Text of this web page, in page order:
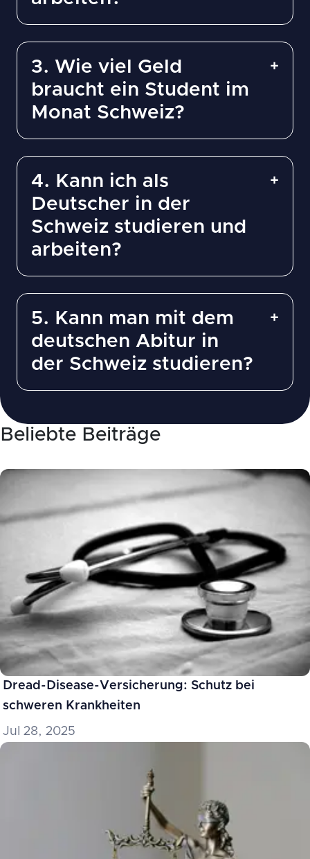
Beliebte Beiträge
Dread-Disease-Versicherung: Schutz bei
schweren Krankheiten
Jul 28, 2025
3. Wie viel Geld
braucht ein Student im
Monat Schweiz?
4. Kann ich als
Deutscher in der
Schweiz studieren und
arbeiten?
5. Kann man mit dem
deutschen Abitur in
der Schweiz studieren?